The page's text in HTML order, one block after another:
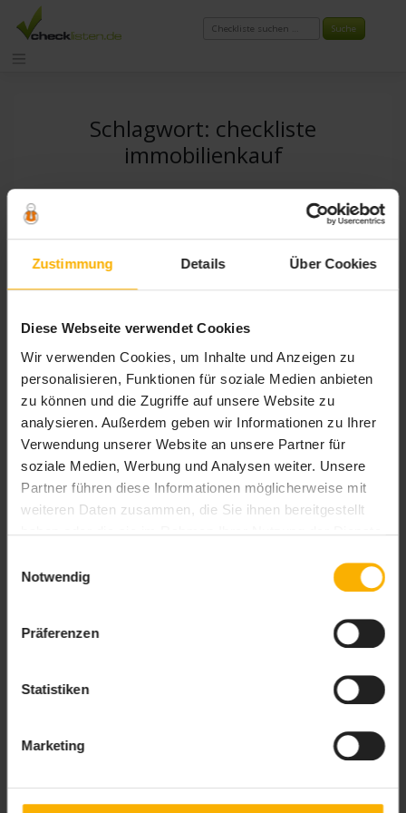
Zustimmung Details Über Cookies
Diese Webseite verwendet Cookies
Wir verwenden Cookies, um Inhalte und Anzeigen zu
personalisieren, Funktionen für soziale Medien anbieten
zu können und die Zugriffe auf unsere Website zu
analysieren. Außerdem geben wir Informationen zu Ihrer
Verwendung unserer Website an unsere Partner für
soziale Medien, Werbung und Analysen weiter. Unsere
Partner führen diese Informationen möglicherweise mit
weiteren Daten zusammen, die Sie ihnen bereitgestellt
Cookies, wenn Sie unsere Webseite weiterhin nutzen.
Notwendig
Präferenzen
Statistiken
Marketing
Zum
Schlagwort: checkliste
immobilienkauf